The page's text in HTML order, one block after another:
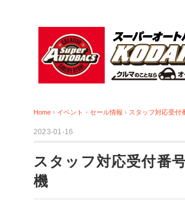
Home › イベント・セール情報 › スタッフ対応受付
2023-01-16
スタッフ対応受付番
機